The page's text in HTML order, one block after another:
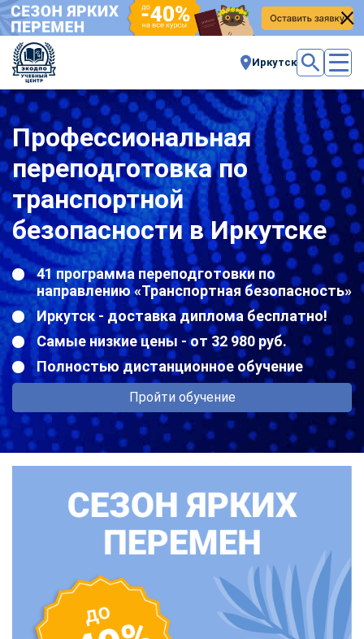
Иркутск
Профессиональная
переподготовка по
транспортной
безопасности в Иркутске
41 программа переподготовки по
направлению «Транспортная безопасность»
Иркутск - доставка диплома бесплатно!
Самые низкие цены - от 32 980 руб.
Полностью дистанционное обучение
Пройти обучение